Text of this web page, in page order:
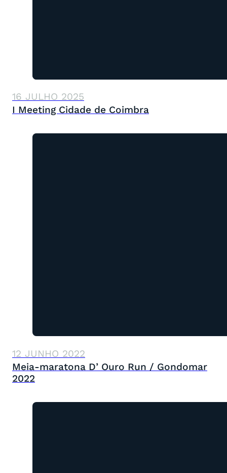
16 JULHO 2025
I Meeting Cidade de Coimbra
12 JUNHO 2022
Meia-maratona D’ Ouro Run / Gondomar
2022